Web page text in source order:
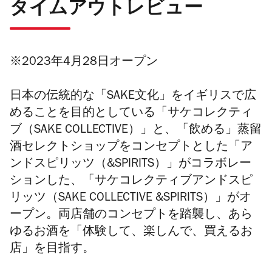
タイムアウトレビュー
※2023年4月28日オープン
日本の伝統的な「SAKE文化」をイギリスで広
めることを目的としている「サケコレクティ
ブ（SAKE COLLECTIVE）」と、「飲める」蒸留
酒セレクトショップをコンセプトとした「ア
ンドスピリッツ（&SPIRITS）」がコラボレー
ションした、「サケコレクティブアンドスピ
リッツ（SAKE COLLECTIVE &SPIRITS）」がオ
ープン。両店舗のコンセプトを踏襲し、あら
ゆるお酒を「体験して、楽しんで、買えるお
店」を目指す。